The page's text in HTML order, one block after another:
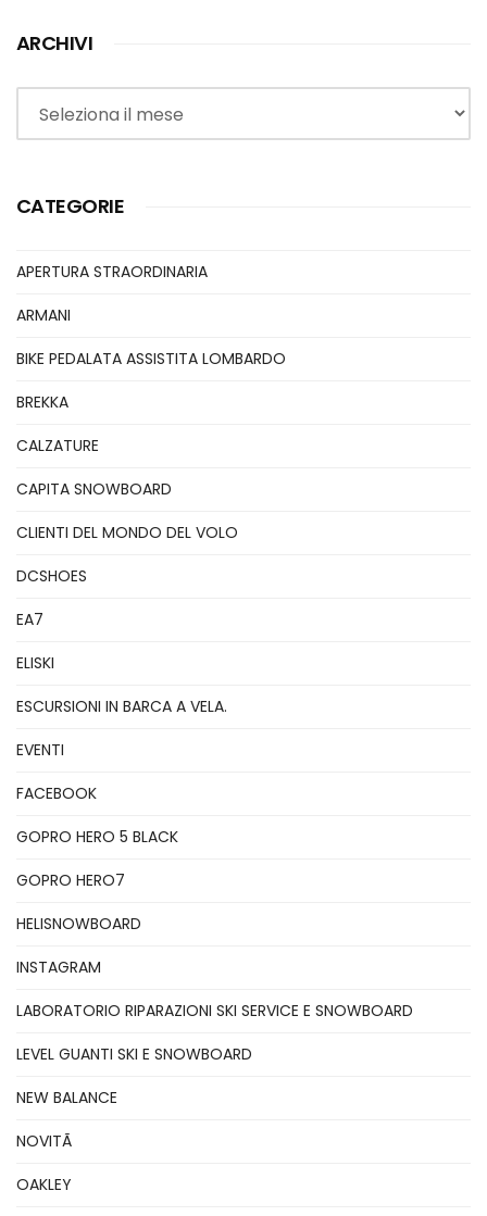
ARCHIVI
Archivi
CATEGORIE
APERTURA STRAORDINARIA
ARMANI
BIKE PEDALATA ASSISTITA LOMBARDO
BREKKA
CALZATURE
CAPITA SNOWBOARD
CLIENTI DEL MONDO DEL VOLO
DCSHOES
EA7
ELISKI
ESCURSIONI IN BARCA A VELA.
EVENTI
FACEBOOK
GOPRO HERO 5 BLACK
GOPRO HERO7
HELISNOWBOARD
INSTAGRAM
LABORATORIO RIPARAZIONI SKI SERVICE E SNOWBOARD
LEVEL GUANTI SKI E SNOWBOARD
NEW BALANCE
NOVITÃ
OAKLEY